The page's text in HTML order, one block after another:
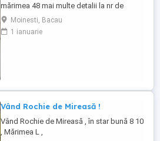
mărimea 48 mai multe detalii la nr de
telefonMoinesti, Bacau
1 ianuarie
Vând Rochie de Mireasă !
Vând Rochie de Mireasă , în star bună 8 10
, Mărimea L ,